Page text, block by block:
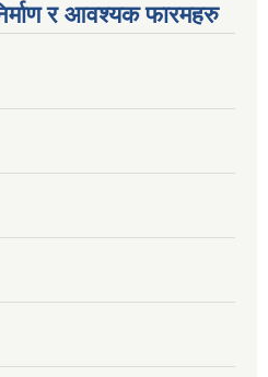
र आवश्यक फारमहरु